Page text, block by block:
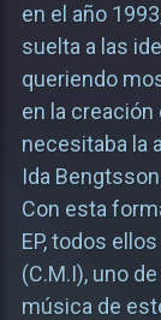
en el año
suelta a las
queriendo
en la creación
necesitaba la
Ida
Con esta
EP, todos
(C.M.I), uno
música de